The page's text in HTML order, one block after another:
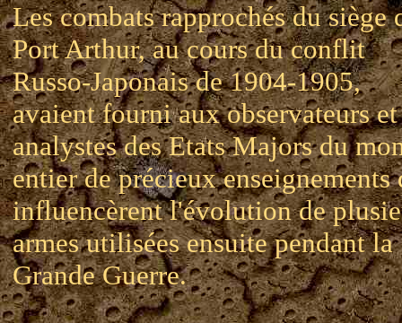
Les combats rapprochés du siège
Port Arthur, au cours du conflit
Russo-Japonais de 1904-1905,
avaient fourni aux observateurs et
analystes des Etats Majors du
entier de précieux enseignements
influencèrent l'évolution de
armes utilisées ensuite pendant la
Grande Guerre.